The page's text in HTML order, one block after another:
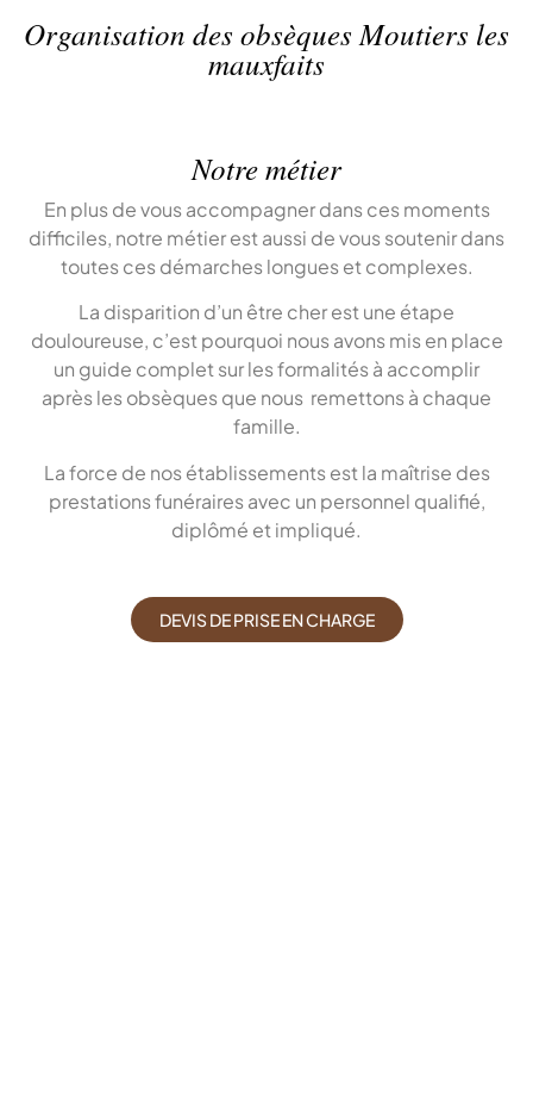
Organisation des obsèques Moutiers les
mauxfaits
Notre métier
En plus de vous accompagner dans ces moments
difficiles, notre métier est aussi de vous soutenir dans
toutes ces démarches longues et complexes.
La disparition d’un être cher est une étape
douloureuse, c’est pourquoi nous avons mis en place
un guide complet sur les formalités à accomplir
après les obsèques que nous remettons à chaque
famille.
La force de nos établissements est la maîtrise des
prestations funéraires avec un personnel qualifié,
diplômé et impliqué.
DEVIS DE PRISE EN CHARGE